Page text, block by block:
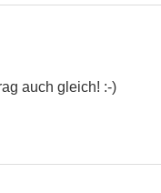
auch gleich! :-)